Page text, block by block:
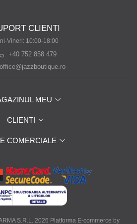
CLIENTI
Vineri: 10:00-18:00
+40 752 858 479
office@jazzboutique.ro
MEU
CLIENTI
COMERCIALE
S.R.L. 2026 Platforma E-commerce by